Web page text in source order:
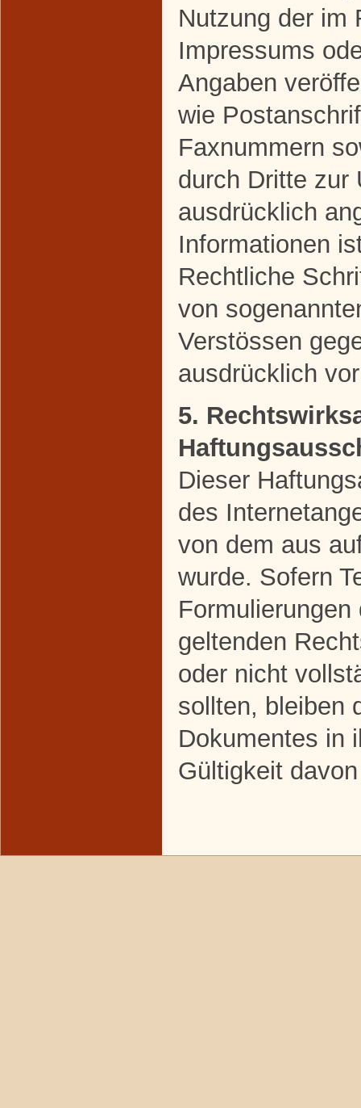
Nutzung der im
Impressums
Angaben
wie
Faxnummern
durch Dritte zur
ausdrücklich
Informationen
Rechtliche
von
Verstössen
ausdrücklich
5.
Dieser
des
von dem aus
wurde. Sofern
geltenden
oder nicht
sollten, bleiben
Dokumentes in
Gültigkeit